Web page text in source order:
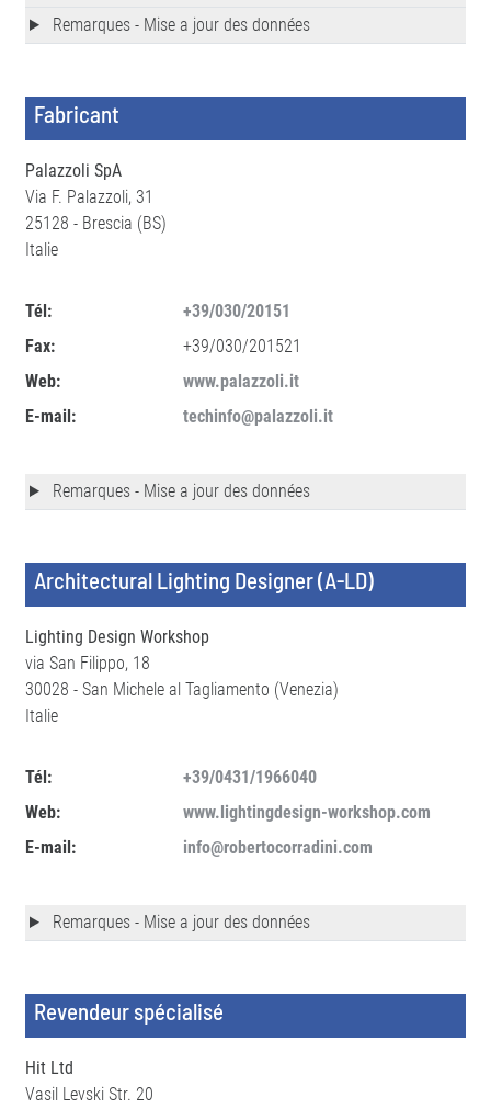
Remarques - Mise a jour des données
Fabricant
Palazzoli SpA
Via F. Palazzoli, 31
25128 - Brescia (BS)
Italie
Tél:
+39/030/20151
Fax:
+39/030/201521
Web:
www.palazzoli.it
E-mail:
techinfo@palazzoli.it
Remarques - Mise a jour des données
Architectural Lighting Designer (A-LD)
Lighting Design Workshop
via San Filippo, 18
30028 - San Michele al Tagliamento (Venezia)
Italie
Tél:
+39/0431/1966040
Web:
www.lightingdesign-workshop.com
E-mail:
info@robertocorradini.com
Remarques - Mise a jour des données
Revendeur spécialisé
Hit Ltd
Vasil Levski Str. 20